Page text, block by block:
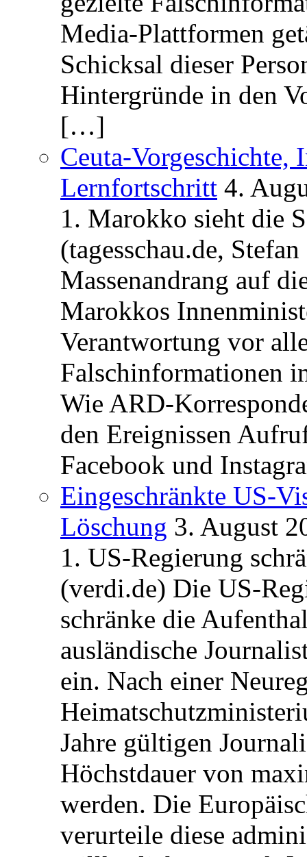
Media-Plattformen
Schicksal dieser
Hintergründe in den
[…]
Ceuta-Vorgeschichte,
Lernfortschritt 4.
1. Marokko sieht die
(tagesschau.de,
Massenandrang auf
Marokkos
Verantwortung vor
Falschinformationen
Wie ARD-
den Ereignissen
Facebook und
Eingeschränkte US-
Löschung 3. August
1. US-Regierung
(verdi.de) Die US-
schränke die
ausländische
ein. Nach einer
Jahre gültigen
Höchstdauer von
werden. Die
verurteile diese